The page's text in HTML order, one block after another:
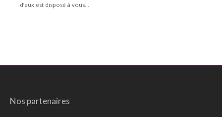
d’eux est disposé à vous...
Nos partenaires